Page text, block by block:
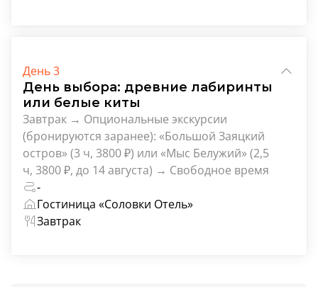
День 3
День выбора: древние лабиринты
или белые киты
Завтрак → Опциональные экскурсии
(бронируются заранее): «Большой Заяцкий
остров» (3 ч, 3800 ₽) или «Мыс Белужий» (2,5
ч, 3800 ₽, до 14 августа) → Свободное время
-
Гостиница «Соловки Отель»
Завтрак